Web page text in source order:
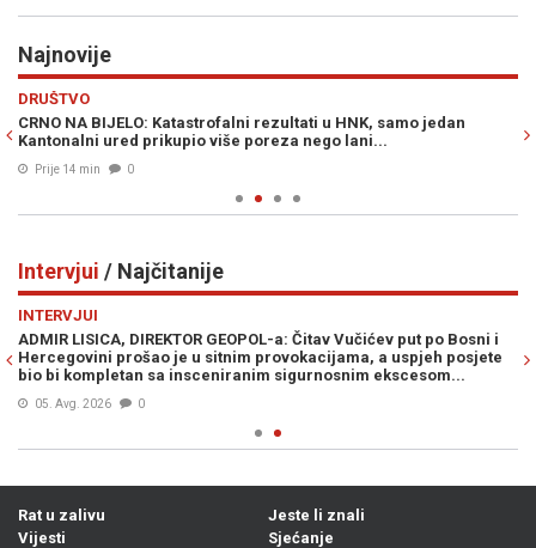
Najnovije
DRUŠTVO
CRNO NA BIJELO: Katastrofalni rezultati u HNK, samo jedan
Kantonalni ured prikupio više poreza nego lani...
Prije 14 min 0
Previous
Intervjui / Najčitanije
INTERVJUI
ADMIR LISICA, DIREKTOR GEOPOL-a: Čitav Vučićev put po Bosni i
Hercegovini prošao je u sitnim provokacijama, a uspjeh posjete
bio bi kompletan sa insceniranim sigurnosnim ekscesom...
05. Avg. 2026 0
Rat u zalivu
Vijesti
Jeste li znali
Sjećanje